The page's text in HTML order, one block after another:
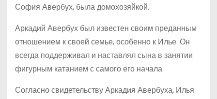
София Авербух, была домохозяйкой.
Аркадий Авербух был известен своим преданным
отношением к своей семье, особенно к Илье. Он
всегда поддерживал и наставлял сына в занятии
фигурным катанием с самого его начала.
Согласно свидетельству Аркадия Авербуха, Илья